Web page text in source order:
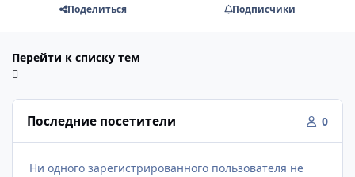
Поделиться Подписчики
Перейти к списку тем
Последние посетители 0
Ни одного зарегистрированного пользователя не